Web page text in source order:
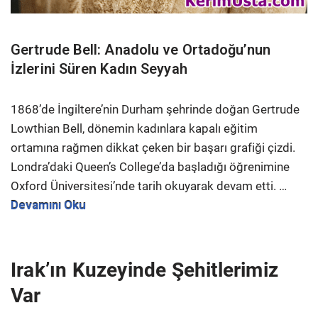
Gertrude Bell: Anadolu ve Ortadoğu’nun
İzlerini Süren Kadın Seyyah
1868’de İngiltere’nin Durham şehrinde doğan Gertrude
Lowthian Bell, dönemin kadınlara kapalı eğitim
ortamına rağmen dikkat çeken bir başarı grafiği çizdi.
Londra’daki Queen’s College’da başladığı öğrenimine
Oxford Üniversitesi’nde tarih okuyarak devam etti. …
Devamını Oku
Irak’ın Kuzeyinde Şehitlerimiz
Var